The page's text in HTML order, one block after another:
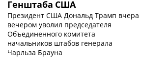
Генштаба США
Президент США Дональд Трамп вчера
вечером уволил председателя
Объединенного комитета
начальников штабов генерала
Чарльза Брауна